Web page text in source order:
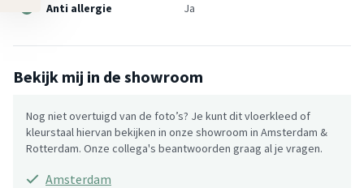
Anti allergie Ja
Bekijk mij in de showroom
Nog niet overtuigd van de foto’s? Je kunt dit vloerkleed of
kleurstaal hiervan bekijken in onze showroom in Amsterdam &
Rotterdam. Onze collega's beantwoorden graag al je vragen.
Amsterdam